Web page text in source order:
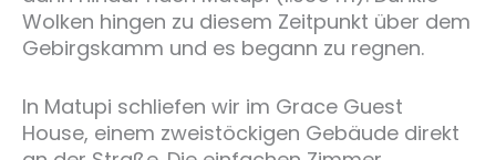
Wolken hingen zu diesem Zeitpunkt über dem
Gebirgskamm und es begann zu regnen.
In Matupi schliefen wir im Grace Guest
House, einem zweistöckigen Gebäude direkt